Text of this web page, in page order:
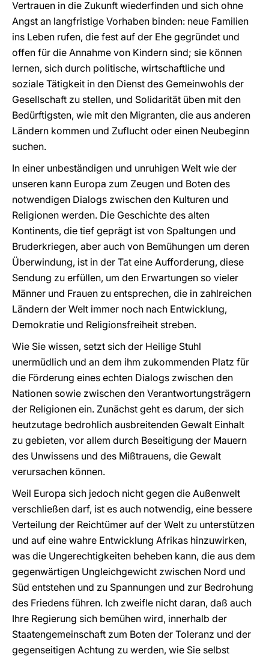
Vertrauen in die Zukunft wiederfinden und sich ohne
Angst an langfristige Vorhaben binden: neue Familien
ins Leben rufen, die fest auf der Ehe gegründet und
offen für die Annahme von Kindern sind; sie können
lernen, sich durch politische, wirtschaftliche und
soziale Tätigkeit in den Dienst des Gemeinwohls der
Gesellschaft zu stellen, und Solidarität üben mit den
Bedürftigsten, wie mit den Migranten, die aus anderen
Ländern kommen und Zuflucht oder einen Neubeginn
suchen.
In einer unbeständigen und unruhigen Welt wie der
unseren kann Europa zum Zeugen und Boten des
notwendigen Dialogs zwischen den Kulturen und
Religionen werden. Die Geschichte des alten
Kontinents, die tief geprägt ist von Spaltungen und
Bruderkriegen, aber auch von Bemühungen um deren
Überwindung, ist in der Tat eine Aufforderung, diese
Sendung zu erfüllen, um den Erwartungen so vieler
Männer und Frauen zu entsprechen, die in zahlreichen
Ländern der Welt immer noch nach Entwicklung,
Demokratie und Religionsfreiheit streben.
Wie Sie wissen, setzt sich der Heilige Stuhl
unermüdlich und an dem ihm zukommenden Platz für
die Förderung eines echten Dialogs zwischen den
Nationen sowie zwischen den Verantwortungsträgern
der Religionen ein. Zunächst geht es darum, der sich
heutzutage bedrohlich ausbreitenden Gewalt Einhalt
zu gebieten, vor allem durch Beseitigung der Mauern
des Unwissens und des Mißtrauens, die Gewalt
verursachen können.
Weil Europa sich jedoch nicht gegen die Außenwelt
verschließen darf, ist es auch notwendig, eine bessere
Verteilung der Reichtümer auf der Welt zu unterstützen
und auf eine wahre Entwicklung Afrikas hinzuwirken,
was die Ungerechtigkeiten beheben kann, die aus dem
gegenwärtigen Ungleichgewicht zwischen Nord und
Süd entstehen und zu Spannungen und zur Bedrohung
des Friedens führen. Ich zweifle nicht daran, daß auch
Ihre Regierung sich bemühen wird, innerhalb der
Staatengemeinschaft zum Boten der Toleranz und der
gegenseitigen Achtung zu werden, wie Sie selbst